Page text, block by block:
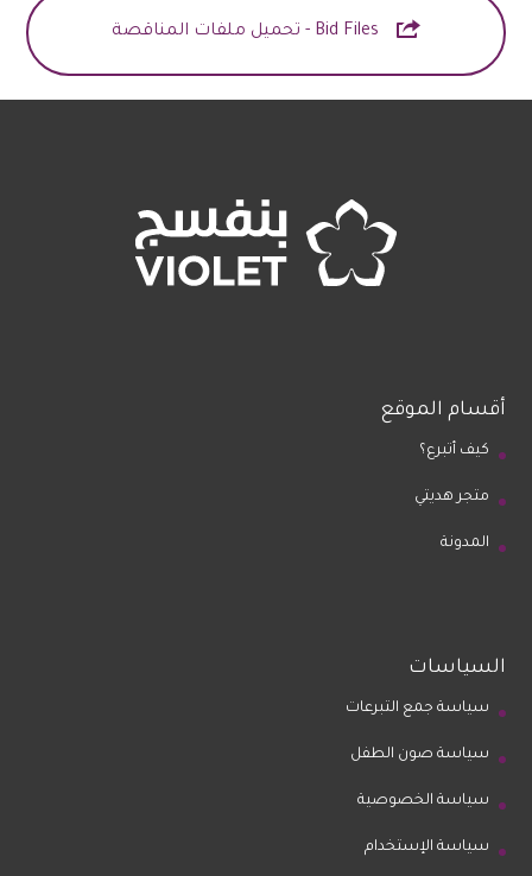
 Bid Files - تحميل ملفات المناقصة
أقسام الموقع
كيف أتبرع؟
متجر هديتي
المدونة
السياسات
سياسة جمع التبرعات
سياسة صون الطفل
سياسة الخصوصية
سياسة الإستخدام